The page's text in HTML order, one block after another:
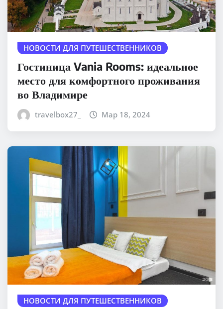
НОВОСТИ ДЛЯ ПУТЕШЕСТВЕННИКОВ
Гостиница Vania Rooms: идеальное
место для комфортного проживания
во Владимире
travelbox27_ Мар 18, 2024
НОВОСТИ ДЛЯ ПУТЕШЕСТВЕННИКОВ